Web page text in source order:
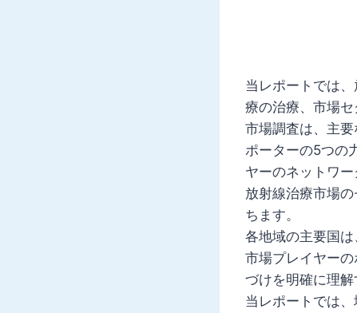
当レポートでは
療の治療、市場
市場調査は、主
ポーターの5つの
ヤーのネットワ
放射線治療市場
ちます。
各地域の主要国
市場プレイヤー
づけを明確に理解
当レポートでは